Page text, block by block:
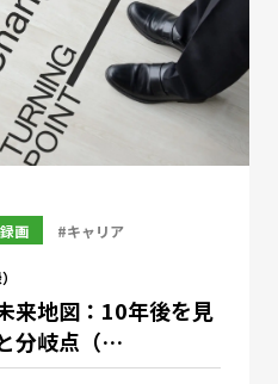
録画 #キャリア
来地図：10年後を見
分岐点（…